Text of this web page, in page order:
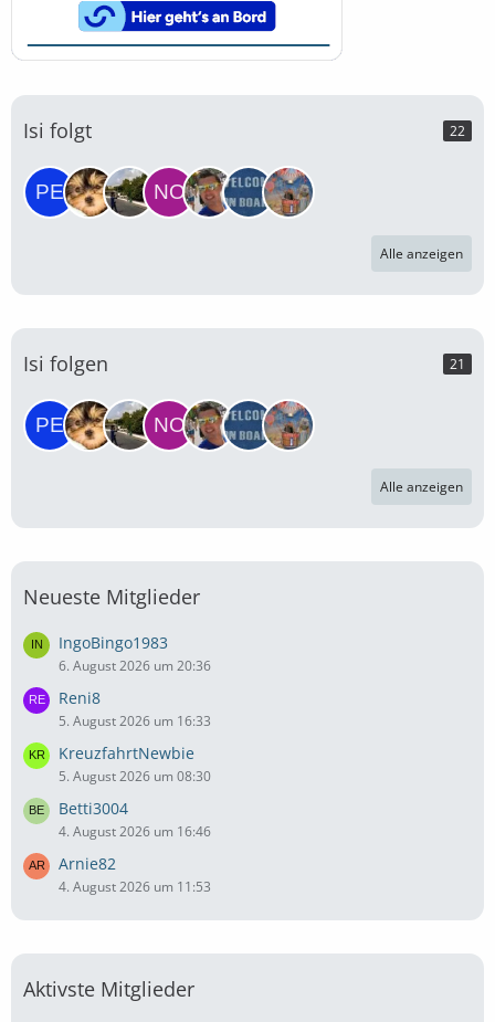
Isi folgt 22
Alle anzeigen
Isi folgen 21
Alle anzeigen
Neueste Mitglieder
IngoBingo1983
6. August 2026 um 20:36
Reni8
5. August 2026 um 16:33
KreuzfahrtNewbie
5. August 2026 um 08:30
Betti3004
4. August 2026 um 16:46
Arnie82
4. August 2026 um 11:53
Aktivste Mitglieder